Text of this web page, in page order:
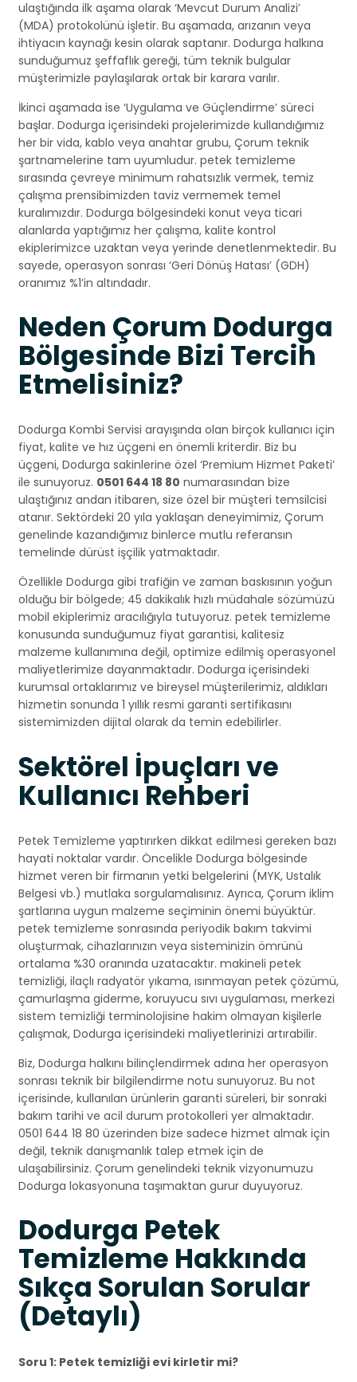
ulaştığında ilk aşama olarak ‘Mevcut Durum Analizi’
(MDA) protokolünü işletir. Bu aşamada, arızanın veya
ihtiyacın kaynağı kesin olarak saptanır. Dodurga halkına
sunduğumuz şeffaflık gereği, tüm teknik bulgular
müşterimizle paylaşılarak ortak bir karara varılır.
İkinci aşamada ise ‘Uygulama ve Güçlendirme’ süreci
başlar. Dodurga içerisindeki projelerimizde kullandığımız
her bir vida, kablo veya anahtar grubu, Çorum teknik
şartnamelerine tam uyumludur. petek temizleme
sırasında çevreye minimum rahatsızlık vermek, temiz
çalışma prensibimizden taviz vermemek temel
kuralımızdır. Dodurga bölgesindeki konut veya ticari
alanlarda yaptığımız her çalışma, kalite kontrol
ekiplerimizce uzaktan veya yerinde denetlenmektedir. Bu
sayede, operasyon sonrası ‘Geri Dönüş Hatası’ (GDH)
oranımız %1’in altındadır.
Neden Çorum Dodurga
Bölgesinde Bizi Tercih
Etmelisiniz?
Dodurga Kombi Servisi arayışında olan birçok kullanıcı için
fiyat, kalite ve hız üçgeni en önemli kriterdir. Biz bu
üçgeni, Dodurga sakinlerine özel ‘Premium Hizmet Paketi’
ile sunuyoruz. 0501 644 18 80 numarasından bize
ulaştığınız andan itibaren, size özel bir müşteri temsilcisi
atanır. Sektördeki 20 yıla yaklaşan deneyimimiz, Çorum
genelinde kazandığımız binlerce mutlu referansın
temelinde dürüst işçilik yatmaktadır.
Özellikle Dodurga gibi trafiğin ve zaman baskısının yoğun
olduğu bir bölgede; 45 dakikalık hızlı müdahale sözümüzü
mobil ekiplerimiz aracılığıyla tutuyoruz. petek temizleme
konusunda sunduğumuz fiyat garantisi, kalitesiz
malzeme kullanımına değil, optimize edilmiş operasyonel
maliyetlerimize dayanmaktadır. Dodurga içerisindeki
kurumsal ortaklarımız ve bireysel müşterilerimiz, aldıkları
hizmetin sonunda 1 yıllık resmi garanti sertifikasını
sistemimizden dijital olarak da temin edebilirler.
Sektörel İpuçları ve
Kullanıcı Rehberi
Petek Temizleme yaptırırken dikkat edilmesi gereken bazı
hayati noktalar vardır. Öncelikle Dodurga bölgesinde
hizmet veren bir firmanın yetki belgelerini (MYK, Ustalık
Belgesi vb.) mutlaka sorgulamalısınız. Ayrıca, Çorum iklim
şartlarına uygun malzeme seçiminin önemi büyüktür.
petek temizleme sonrasında periyodik bakım takvimi
oluşturmak, cihazlarınızın veya sisteminizin ömrünü
ortalama %30 oranında uzatacaktır. makineli petek
temizliği, ilaçlı radyatör yıkama, ısınmayan petek çözümü,
çamurlaşma giderme, koruyucu sıvı uygulaması, merkezi
sistem temizliği terminolojisine hakim olmayan kişilerle
çalışmak, Dodurga içerisindeki maliyetlerinizi artırabilir.
Biz, Dodurga halkını bilinçlendirmek adına her operasyon
sonrası teknik bir bilgilendirme notu sunuyoruz. Bu not
içerisinde, kullanılan ürünlerin garanti süreleri, bir sonraki
bakım tarihi ve acil durum protokolleri yer almaktadır.
0501 644 18 80 üzerinden bize sadece hizmet almak için
değil, teknik danışmanlık talep etmek için de
ulaşabilirsiniz. Çorum genelindeki teknik vizyonumuzu
Dodurga lokasyonuna taşımaktan gurur duyuyoruz.
Dodurga Petek
Temizleme Hakkında
Sıkça Sorulan Sorular
(Detaylı)
Soru 1: Petek temizliği evi kirletir mi?